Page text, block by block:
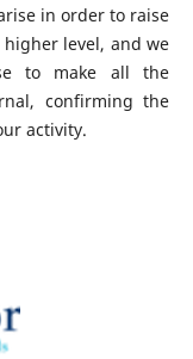
in order to raise
level, and we
to make all the
confirming the
activity.